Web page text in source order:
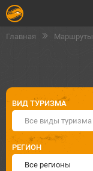
Главная Маршруты
ВИД ТУРИЗМА
Все виды туризма
РЕГИОН
Все регионы